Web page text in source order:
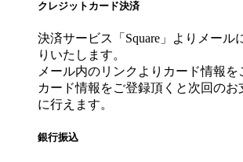
クレジットカード決済
決済サービス「Square」よりメール
りいたします。
メール内のリンクよりカード情報を
カード情報をご登録頂くと次回の
に行えます。
銀行振込